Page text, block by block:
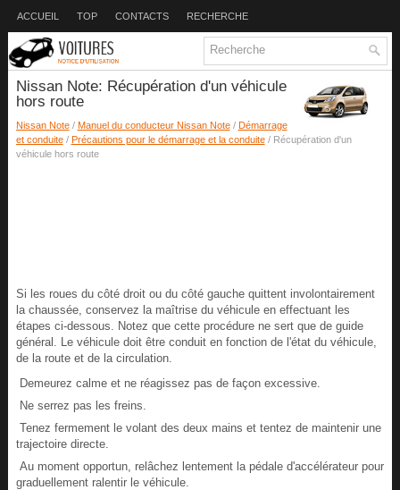
ACCUEIL TOP CONTACTS RECHERCHE
Nissan Note: Récupération d'un véhicule
hors route
Nissan Note/ Manuel du conducteur Nissan Note/ Démarrage
et conduite/ Précautions pour le démarrage et la conduite/ Récupération d'un
véhicule hors route
Si les roues du côté droit ou du côté gauche quittent involontairement
la chaussée, conservez la maîtrise du véhicule en effectuant les
étapes ci-dessous. Notez que cette procédure ne sert que de guide
général. Le véhicule doit être conduit en fonction de l'état du véhicule,
de la route et de la circulation.
Demeurez calme et ne réagissez pas de façon excessive.
Ne serrez pas les freins.
Tenez fermement le volant des deux mains et tentez de maintenir une
trajectoire directe.
Au moment opportun, relâchez lentement la pédale d'accélérateur pour
graduellement ralentir le véhicule.